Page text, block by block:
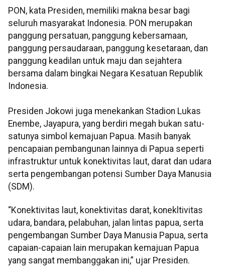
PON, kata Presiden, memiliki makna besar bagi
seluruh masyarakat Indonesia. PON merupakan
panggung persatuan, panggung kebersamaan,
panggung persaudaraan, panggung kesetaraan, dan
panggung keadilan untuk maju dan sejahtera
bersama dalam bingkai Negara Kesatuan Republik
Indonesia.
Presiden Jokowi juga menekankan Stadion Lukas
Enembe, Jayapura, yang berdiri megah bukan satu-
satunya simbol kemajuan Papua. Masih banyak
pencapaian pembangunan lainnya di Papua seperti
infrastruktur untuk konektivitas laut, darat dan udara
serta pengembangan potensi Sumber Daya Manusia
(SDM).
“Konektivitas laut, konektivitas darat, konekltivitas
udara, bandara, pelabuhan, jalan lintas papua, serta
pengembangan Sumber Daya Manusia Papua, serta
capaian-capaian lain merupakan kemajuan Papua
yang sangat membanggakan ini,” ujar Presiden.